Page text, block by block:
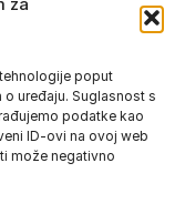
poput
uređaju. Suglasnost s
podatke kao
ID-ovi na ovoj web
može negativno